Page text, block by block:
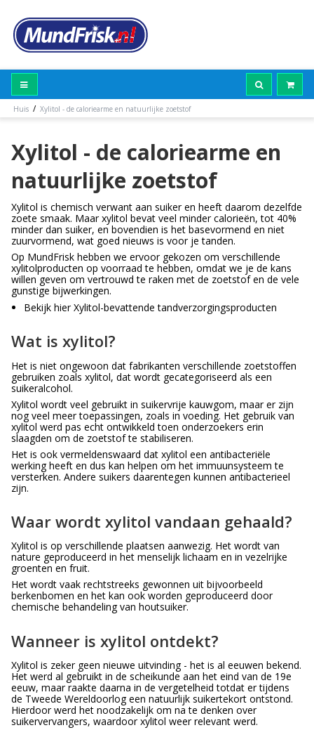
Huis / Xylitol - de caloriearme en natuurlijke zoetstof
Xylitol - de caloriearme en
natuurlijke zoetstof
Xylitol is chemisch verwant aan suiker en heeft daarom dezelfde
zoete smaak. Maar xylitol bevat veel minder calorieën, tot 40%
minder dan suiker, en bovendien is het basevormend en niet
zuurvormend, wat goed nieuws is voor je tanden.
Op MundFrisk hebben we ervoor gekozen om verschillende
xylitolproducten op voorraad te hebben, omdat we je de kans
willen geven om vertrouwd te raken met de zoetstof en de vele
gunstige bijwerkingen.
Bekijk hier Xylitol-bevattende tandverzorgingsproducten
Wat is xylitol?
Het is niet ongewoon dat fabrikanten verschillende zoetstoffen
gebruiken zoals xylitol, dat wordt gecategoriseerd als een
suikeralcohol.
Xylitol wordt veel gebruikt in suikervrije kauwgom, maar er zijn
nog veel meer toepassingen, zoals in voeding. Het gebruik van
xylitol werd pas echt ontwikkeld toen onderzoekers erin
slaagden om de zoetstof te stabiliseren.
Het is ook vermeldenswaard dat xylitol een antibacteriële
werking heeft en dus kan helpen om het immuunsysteem te
versterken. Andere suikers daarentegen kunnen antibacterieel
zijn.
Waar wordt xylitol vandaan gehaald?
Xylitol is op verschillende plaatsen aanwezig. Het wordt van
nature geproduceerd in het menselijk lichaam en in vezelrijke
groenten en fruit.
Het wordt vaak rechtstreeks gewonnen uit bijvoorbeeld
berkenbomen en het kan ook worden geproduceerd door
chemische behandeling van houtsuiker.
Wanneer is xylitol ontdekt?
Xylitol is zeker geen nieuwe uitvinding - het is al eeuwen bekend.
Het werd al gebruikt in de scheikunde aan het eind van de 19e
eeuw, maar raakte daarna in de vergetelheid totdat er tijdens
de Tweede Wereldoorlog een natuurlijk suikertekort ontstond.
Hierdoor werd het noodzakelijk om na te denken over
suikervervangers, waardoor xylitol weer relevant werd.